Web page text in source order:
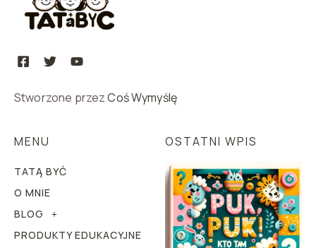
Stworzone przezCoś Wymyślę
MENU
TATĄ BYĆ
O MNIE
BLOG
PRODUKTY EDUKACYJNE
OSTATNI WPIS